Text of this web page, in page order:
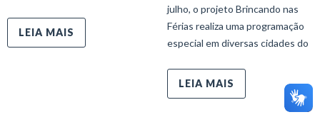
LEIA MAIS
julho, o projeto Brincando nas
Férias realiza uma programação
especial em diversas cidades do
LEIA MAIS